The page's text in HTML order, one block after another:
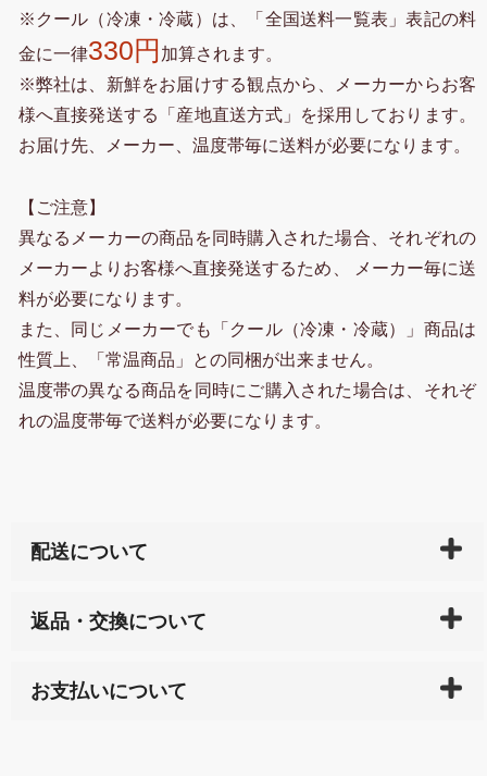
※クール（冷凍・冷蔵）は、「全国送料一覧表」表記の料
金に一律330円 加算されます。
※弊社は、新鮮をお届けする観点から、メーカーからお客
様へ直接発送する「産地直送方式」を採用しております。
お届け先、メーカー、温度帯毎に送料が必要になります。
【ご注意】
異なるメーカーの商品を同時購入された場合、それぞれの
メーカーよりお客様へ直接発送するため、 メーカー毎に送
料が必要になります。
また、同じメーカーでも「クール（冷凍・冷蔵）」商品は
性質上、「常温商品」との同梱が出来ません。
温度帯の異なる商品を同時にご購入された場合は、それぞ
れの温度帯毎で送料が必要になります。
配送について
天ペイ」の方はご注文受付後）、 長崎県下全域に点在
サイト内で購入された商品の送料は、こちらの
全国送
返品・交換について
または配送途中の 事故などで不都合が生じている場合
お支払いについて